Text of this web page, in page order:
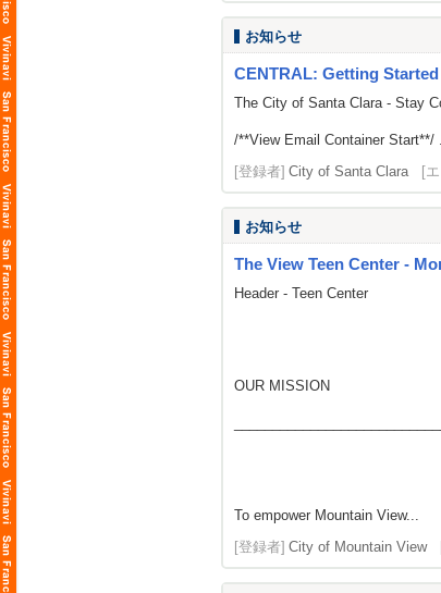
お知らせ
CENTRAL: Getting
The City of Santa Clara - Stay
/**View Email Container
[登録者] City of Santa Clara [
お知らせ
The View Teen Center -
Header - Teen Center
OUR MISSION
To empower Mountain View...
[登録者] City of Mountain View